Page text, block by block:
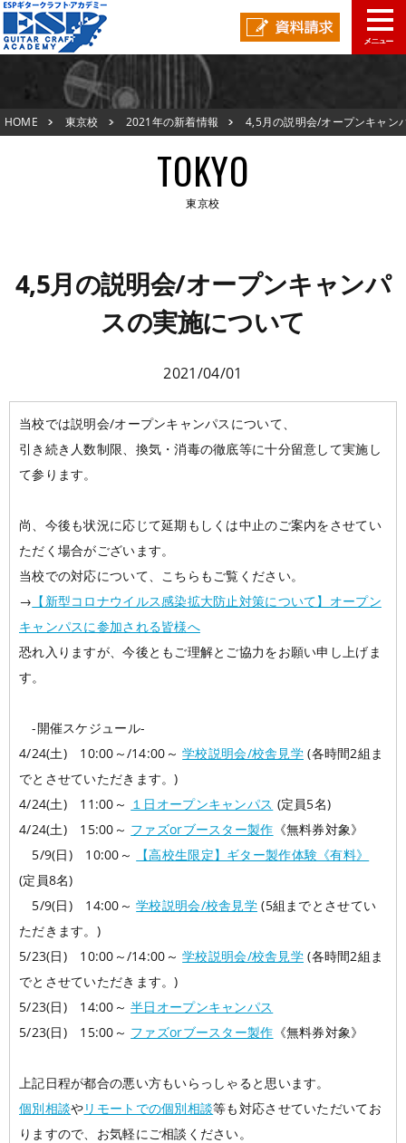
東京校TOP
新着情報
ESPオープンキャンパス
在校生の声
スタッフ紹介
学校概要
メッセージ
学科コース
学科・コース紹介
入学案内
募集要項 学費について 学生マンション
学費サポート 短期大学併修制度
よくある質問
就職進路指導
就職進路指導 就職実績
スペシャル
コラム GCAの人気動画紹介
各校紹介
東京校
大阪校
オープンキャンパス
お問い合わせ
HOME 東京校 2021年の新着情報
4,5月の説明会/オープンキャン
TOKYO
東京校
新着情報
在校生の声
生徒作品紹介
4,5月の説明会/オープンキャンパ
スの実施について
2021/04/01
当校では説明会/オープンキャンパスについて、
引き続き人数制限、換気・消毒の徹底等に十分留意して実施し
て参ります。
尚、今後も状況に応じて延期もしくは中止のご案内をさせてい
ただく場合がございます。
当校での対応について、こちらもご覧ください。
→ 【新型コロナウイルス感染拡大防止対策について】オープン
キャンパスに参加される皆様へ
恐れ入りますが、今後ともご理解とご協力をお願い申し上げま
す。
-開催スケジュール-
4/24(土) 10:00～/14:00～学校説明会/校舎見学(各時間2組ま
でとさせていただきます。)
4/24(土) 11:00～ １日オープンキャンパス (定員5名)
4/24(土) 15:00～ ファズorブースター製作 《無料券対象》
5/9(日) 10:00～
【高校生限定】ギター製作体験《有料》
(定員8名)
5/9(日) 14:00～学校説明会/校舎見学 (5組までとさせてい
ただきます。)
5/23(日) 10:00～/14:00～学校説明会/校舎見学(各時間2組ま
でとさせていただきます。)
5/23(日) 14:00～半日オープンキャンパス
5/23(日) 15:00～ ファズorブースター製作 《無料券対象》
上記日程が都合の悪い方もいらっしゃると思います。
個別相談やリモートでの個別相談等も対応させていただいてお
りますので、お気軽にご相談ください。